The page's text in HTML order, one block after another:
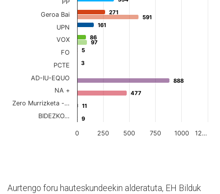
Aurtengo foru hauteskundeekin alderatuta, EH Bilduk